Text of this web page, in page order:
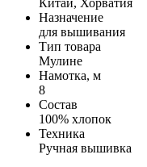
Назначение
для вышивания
Тип товара
Мулине
Намотка, м
8
Состав
100% хлопок
Техника
Ручная вышивка